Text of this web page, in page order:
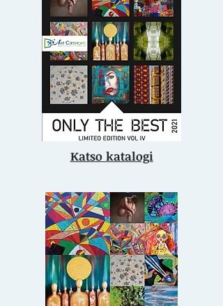
Katso katalogi